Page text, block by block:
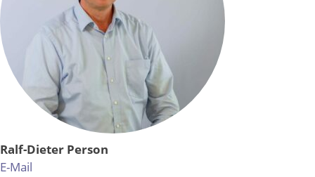
Ralf-Dieter Person
E-Mail